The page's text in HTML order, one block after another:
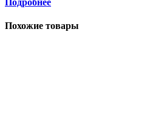
Подробнее
Похожие товары